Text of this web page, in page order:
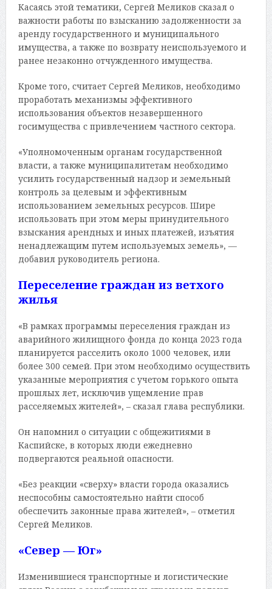
Касаясь этой тематики, Сергей Меликов сказал о
важности работы по взысканию задолженности за
аренду государственного и муниципального
имущества, а также по возврату неиспользуемого и
ранее незаконно отчужденного имущества.
Кроме того, считает Сергей Меликов, необходимо
проработать механизмы эффективного
использования объектов незавершенного
госимущества с привлечением частного сектора.
«Уполномоченным органам государственной
власти, а также муниципалитетам необходимо
усилить государственный надзор и земельный
контроль за целевым и эффективным
использованием земельных ресурсов. Шире
использовать при этом меры принудительного
взыскания арендных и иных платежей, изъятия
ненадлежащим путем используемых земель», —
добавил руководитель региона.
Переселение граждан из ветхого
жилья
«В рамках программы переселения граждан из
аварийного жилищного фонда до конца 2023 года
планируется расселить около 1000 человек, или
более 300 семей. При этом необходимо осуществить
указанные мероприятия с учетом горького опыта
прошлых лет, исключив ущемление прав
расселяемых жителей», – сказал глава республики.
Он напомнил о ситуации с общежитиями в
Каспийске, в которых люди ежедневно
подвергаются реальной опасности.
«Без реакции «сверху» власти города оказались
неспособны самостоятельно найти способ
обеспечить законные права жителей», – отметил
Сергей Меликов.
«Север — Юг»
Изменившиеся транспортные и логистические